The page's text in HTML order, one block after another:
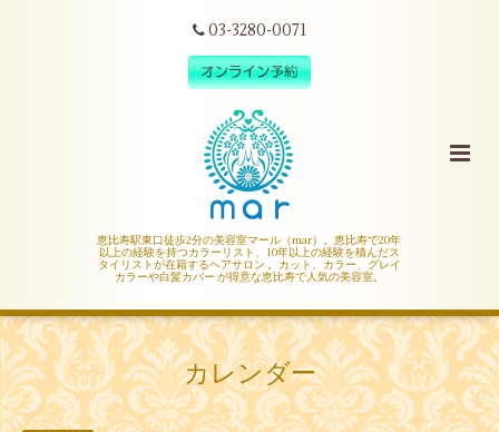
03-3280-0071
恵比寿駅東口徒歩2分の美容室マール（mar）。恵比寿で20年
以上の経験を持つカラーリスト、10年以上の経験を積んだス
タイリストが在籍するヘアサロン 。カット、カラー、グレイ
カラーや白髪カバー が得意な恵比寿で人気の美容室。
カレンダー